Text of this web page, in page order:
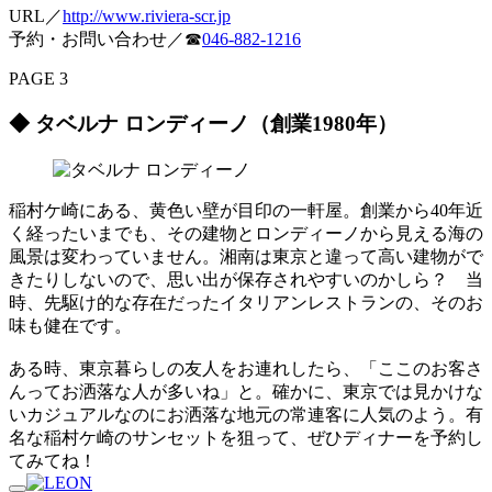
URL／http://www.riviera-scr.jp
予約・お問い合わせ／☎046-882-1216
PAGE 3
◆ タベルナ ロンディーノ（創業1980年）
稲村ケ崎にある、黄色い壁が目印の一軒屋。創業から40年近
く経ったいまでも、その建物とロンディーノから見える海の
風景は変わっていません。湘南は東京と違って高い建物がで
きたりしないので、思い出が保存されやすいのかしら？ 当
時、先駆け的な存在だったイタリアンレストランの、そのお
味も健在です。
ある時、東京暮らしの友人をお連れしたら、「ここのお客さ
んってお洒落な人が多いね」と。確かに、東京では見かけな
いカジュアルなのにお洒落な地元の常連客に人気のよう。有
名な稲村ケ崎のサンセットを狙って、ぜひディナーを予約し
てみてね！